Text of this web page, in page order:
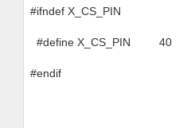
#ifndef X_CS_PIN
#define X_CS_PIN 40
#endif